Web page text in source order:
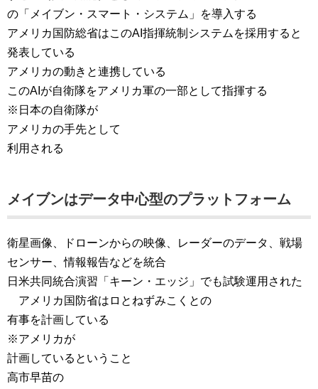
の「メイブン・スマート・システム」を導入する
アメリカ国防総省はこのAI指揮統制システムを採用すると
発表している​
アメリカの動きと連携している
このAIが自衛隊をアメリカ軍の一部として指揮する
※日本の自衛隊が
アメリカの手先として
利用される
メイブンはデータ中心型のプラットフォーム
衛星画像、ドローンからの映像、レーダーのデータ、戦場
センサー、情報報告などを統合
日米共同統合演習「キーン・エッジ」でも試験運用された
アメリカ国防省はロとねずみこくとの
有事を計画している
※アメリカが
計画しているということ
高市早苗の